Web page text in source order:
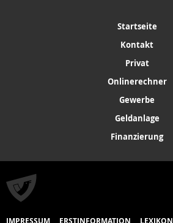
Startseite
Kontakt
Privat
Onlinerechner
Gewerbe
Geldanlage
Finanzierung